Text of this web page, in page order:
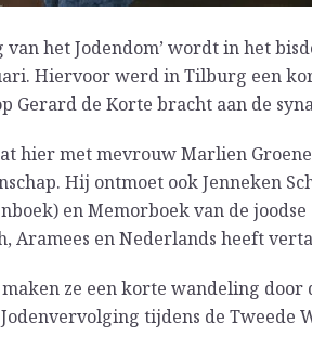
van het Jodendom’ wordt in het
Hiervoor werd in Tilburg een
Gerard de Korte bracht aan de
hier met mevrouw Marlien
Hij ontmoet ook Jenneken
en Memorboek van de
Aramees en Nederlands heeft
maken ze een korte wandeling
tijdens de Tweede